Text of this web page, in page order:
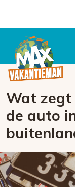
Wat zegt
de auto